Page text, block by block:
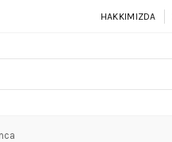
HAKKIMIZDA